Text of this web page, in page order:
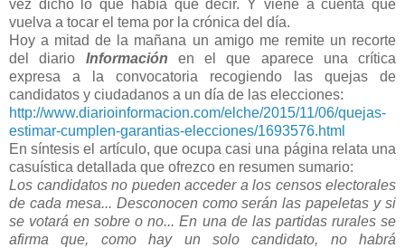
vez dicho lo que había que decir. Y viene a cuenta que
vuelva a tocar el tema por la crónica del día.
Hoy a mitad de la mañana un amigo me remite un recorte
del diario Información en el que aparece una crítica
expresa a la convocatoria recogiendo las quejas de
candidatos y ciudadanos a un día de las elecciones:
http://www.diarioinformacion.com/elche/2015/11/06/quejas-
estimar-cumplen-garantias-elecciones/1693576.html
En síntesis el artículo, que ocupa casi una página relata una
casuística detallada que ofrezco en resumen sumario:
Los candidatos no pueden acceder a los censos electorales
de cada mesa... Desconocen como serán las papeletas y si
se votará en sobre o no... En una de las partidas rurales se
afirma que, como hay un solo candidato, no habrá